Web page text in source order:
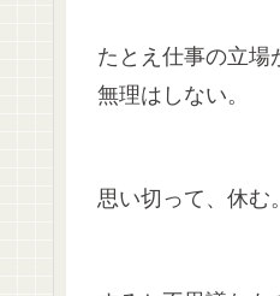
たとえ仕事の立場
無理はしない。
思い切って、休む。